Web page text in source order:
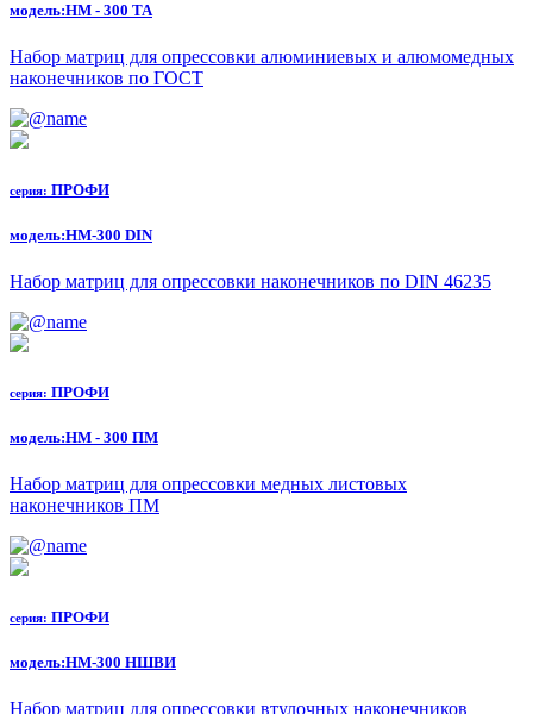
модель:НМ - 300 ТА
Набор матриц для опрессовки алюминиевых и алюмомедных
наконечников по ГОСТ
серия: ПРОФИ
модель:НМ-300 DIN
Набор матриц для опрессовки наконечников по DIN 46235
серия: ПРОФИ
модель:НМ - 300 ПМ
Набор матриц для опрессовки медных листовых
наконечников ПМ
серия: ПРОФИ
модель:НМ-300 НШВИ
Набор матриц для опрессовки втулочных наконечников